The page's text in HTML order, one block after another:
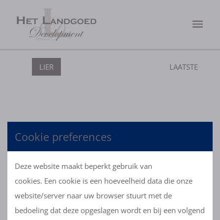
LIER LAATSTE
OVERZICHT
Cookie preferences
Deze website maakt beperkt gebruik van
cookies. Een cookie is een hoeveelheid data die onze
website/server naar uw browser stuurt met de
bedoeling dat deze opgeslagen wordt en bij een volgend